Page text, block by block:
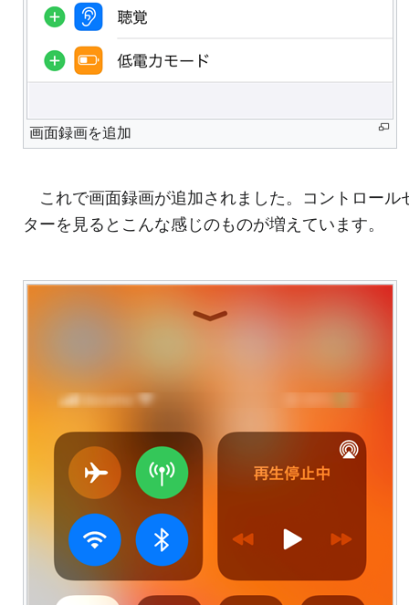
画面録画を追加
これで画面録画が追加されました。コントロール
ターを見るとこんな感じのものが増えています。